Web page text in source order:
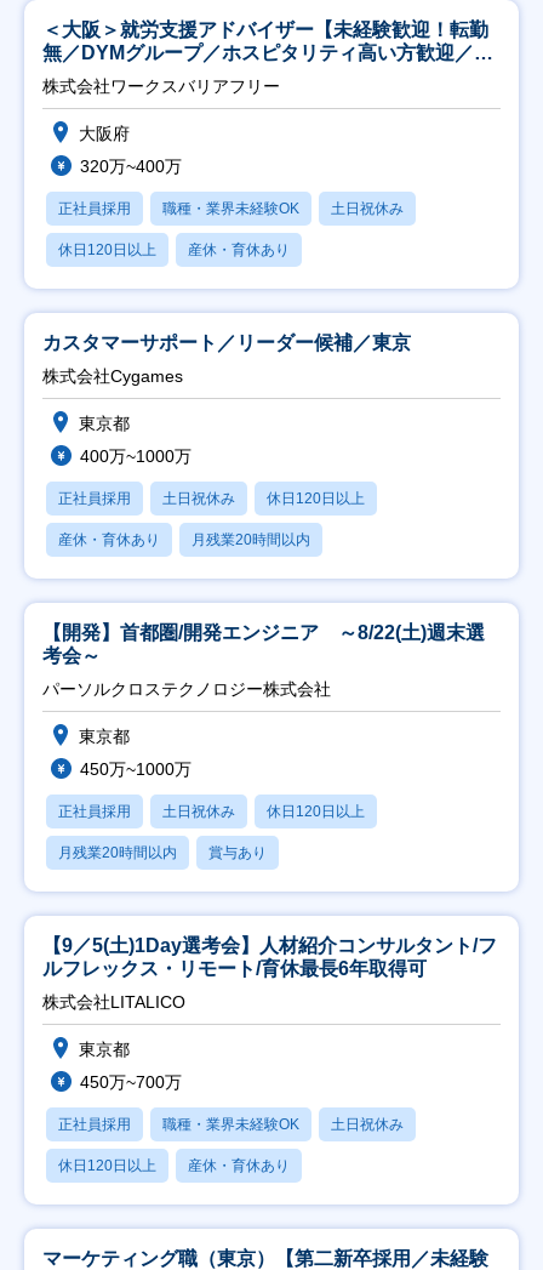
＜大阪＞就労支援アドバイザー【未経験歓迎！転勤
無／DYMグループ／ホスピタリティ高い方歓迎／土
日祝】
株式会社ワークスバリアフリー
大阪府
320万~400万
正社員採用 職種・業界未経験OK 土日祝休み
休日120日以上 産休・育休あり
カスタマーサポート／リーダー候補／東京
株式会社Cygames
東京都
400万~1000万
正社員採用 土日祝休み 休日120日以上
産休・育休あり 月残業20時間以内
【開発】首都圏/開発エンジニア ～8/22(土)週末選
考会～
パーソルクロステクノロジー株式会社
東京都
450万~1000万
正社員採用 土日祝休み 休日120日以上
月残業20時間以内 賞与あり
【9／5(土)1Day選考会】人材紹介コンサルタント/フ
ルフレックス・リモート/育休最長6年取得可
株式会社LITALICO
東京都
450万~700万
正社員採用 職種・業界未経験OK 土日祝休み
休日120日以上 産休・育休あり
マーケティング職（東京）【第二新卒採用／未経験